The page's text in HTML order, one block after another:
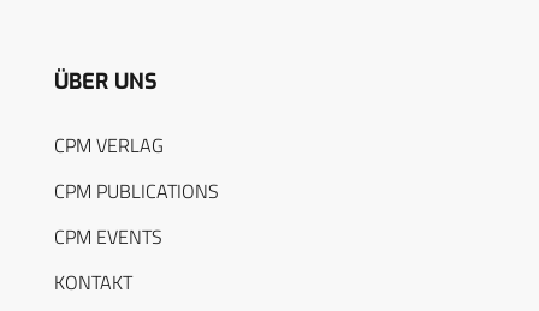
ÜBER UNS
CPM VERLAG
CPM PUBLICATIONS
CPM EVENTS
KONTAKT